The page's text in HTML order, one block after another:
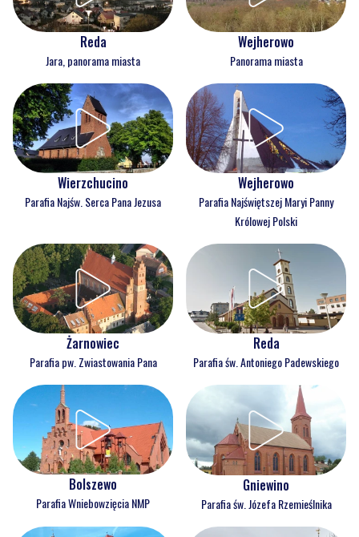
Reda
Jara, panorama miasta
Wejherowo
Panorama miasta
Wierzchucino
Parafia Najśw. Serca Pana Jezusa
Wejherowo
Parafia Najświętszej Maryi Panny
Królowej Polski
Żarnowiec
Parafia pw. Zwiastowania Pana
Reda
Parafia św. Antoniego Padewskiego
Bolszewo
Parafia Wniebowzięcia NMP
Gniewino
Parafia św. Józefa Rzemieślnika